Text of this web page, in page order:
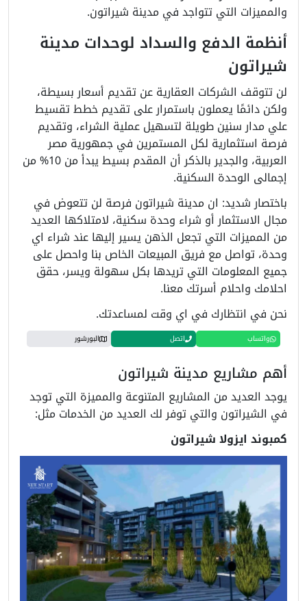
والمميزات التي تتواجد في مدينة شيراتون.
أنظمة الدفع والسداد لوحدات مدينة
شيراتون
لن تتوقف الشركات العقارية عن تقديم أسعار بسيطة،
ولكن دائمًا يعملون باستمرار على تقديم خطط تقسيط
علي مدار سنين طويلة لتسهيل عملية الشراء، وتقديم
فرصة استثمارية لكل المستمرين في جمهورية مصر
العربية، والجدير بالذكر أن المقدم بسيط يبدأ من 10% من
إجمالى الوحدة السكنية.
باختصار شديد: ان مدينة شيراتون فرصة لن تتعوض في
مجال الاستثمار أو شراء وحدة سكنية، لامتلاكها العديد
من المميزات التي تجعل الذهن يسير إليها عند شراء اي
وحدة، تواصل مع فريق المبيعات الخاص بنا واحصل على
جميع المعلومات التي تريدها بكل سهولة ويسر، حقق
احلامك واحلام أسرتك معنا.
نحن في انتظارك في اي وقت لمساعدتك.
واتساب اتصل البورشور
أهم مشاريع مدينة شيراتون
يوجد العديد من المشاريع المتنوعة والمميزة التي توجد
في الشيراتون والتي توفر لك العديد من الخدمات مثل:
كمبوند ايزولا شيراتون